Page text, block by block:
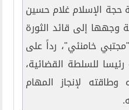
حجة الإسلام غلام حسين
إلى قائد الثورة
خامنئي"، رداً على
للسلطة القضائية،
لإنجاز المهام